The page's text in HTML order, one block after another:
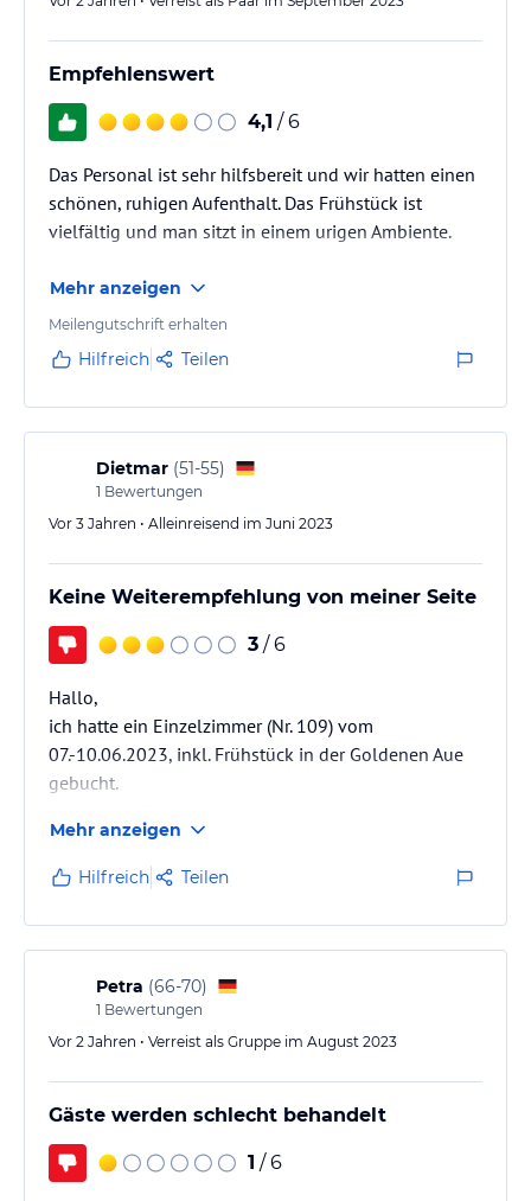
Empfehlenswert
4,1 / 6
Das Personal ist sehr hilfsbereit und wir hatten einen
schönen, ruhigen Aufenthalt. Das Frühstück ist
vielfältig und man sitzt in einem urigen Ambiente.
Mehr anzeigen
Meilengutschrift erhalten
Hilfreich Teilen
Dietmar (51-55)
1 Bewertungen
Vor 3 Jahren • Alleinreisend im Juni 2023
Keine Weiterempfehlung von meiner Seite
3 / 6
Hallo,
ich hatte ein Einzelzimmer (Nr. 109) vom
07.-10.06.2023, inkl. Frühstück in der Goldenen Aue
gebucht.
Bezahlung bei meiner Abreise wurde auch nicht
gefragt, ob alles in Ordung war.
Hier die Zusammenfassung....
Duschkopf undicht und lose, Siphon unter Spülstein
undicht, Fugen in der Dusche fangen an zu
schimmeln,
Essen gegenüber 2021 qualitativ deutlich schlechter,
Essenmenge sehr überschaubar, Preis der Gerichte
Mehr anzeigen
Hilfreich Teilen
Petra (66-70)
1 Bewertungen
Vor 2 Jahren • Verreist als Gruppe im August 2023
Gäste werden schlecht behandelt
1 / 6